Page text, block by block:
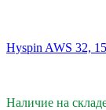
Hyspin AWS 32,
Наличие на